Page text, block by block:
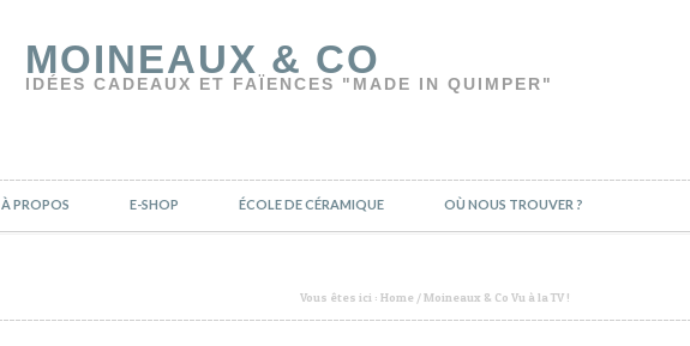
MOINEAUX & CO
IDÉES CADEAUX ET FAÏENCES "MADE IN QUIMPER"
À PROPOS E-SHOP ÉCOLE DE CÉRAMIQUE OÙ NOUS TROUVER ?
Vous êtes ici : Home / Moineaux & Co Vu à la TV !